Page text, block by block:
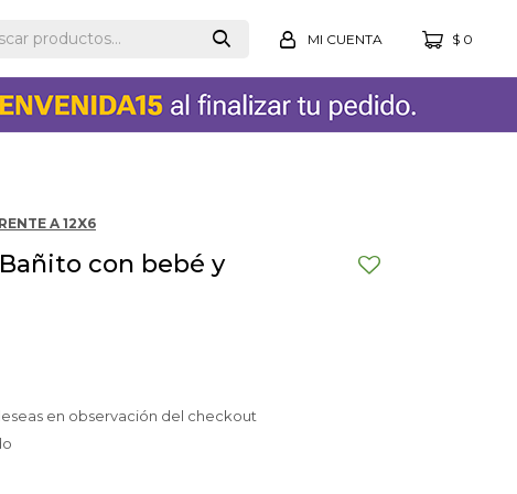
$ 0
A 12X6
con bebé y
en observación del checkout